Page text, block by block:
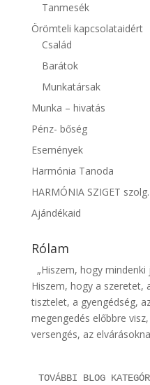
Tanmesék
Örömteli kapcsolataidért
Család
Barátok
Munkatársak
Munka – hivatás
Pénz- bőség
Események
Harmónia Tanoda
HARMÓNIA SZIGET szolg.
Ajándékaid
Rólam
„Hiszem, hogy
Hiszem, hogy a szeretet,
tisztelet, a gyengédség,
megengedés előbbre
versengés, az
TOVÁBBI BLOG